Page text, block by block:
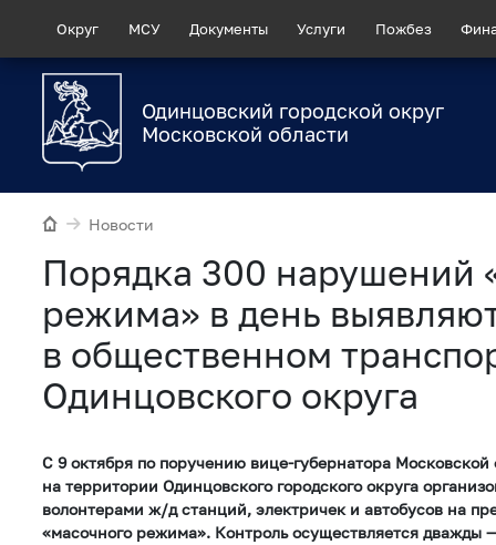
Округ МСУ Документы Услуги Пожбез
Одинцовский городской округ
Московской области
Новости
Порядка 300 нарушений
режима» в день
в общественном
Одинцовского округа
С 9 октября по поручению вице-губернатора Московской
на территории Одинцовского городского округа
волонтерами ж/д станций, электричек и автобусов на
«масочного режима». Контроль осуществляется дважды